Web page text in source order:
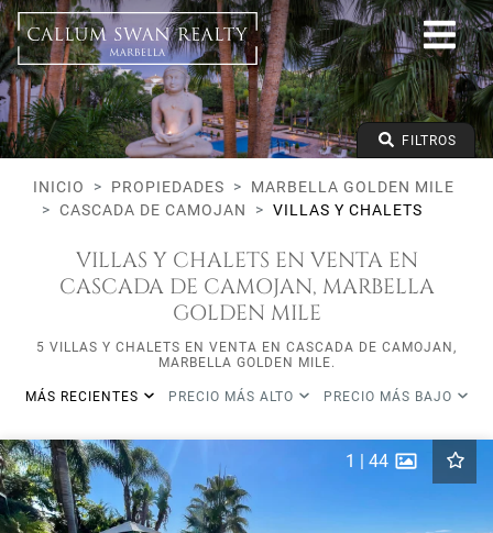
Todos los Lifestyles
Marbella Golden Mile
Cascada de Camojan
Villas y Chalets
Precio desde
Precio hasta
Dormitorios mínimos FILTROS
INICIO PROPIEDADES
MARBELLA GOLDEN MILE
CASCADA DE CAMOJAN
VILLAS Y CHALETS
VILLAS Y CHALETS EN VENTA EN
CASCADA DE CAMOJAN, MARBELLA
GOLDEN MILE
5 VILLAS Y CHALETS EN VENTA EN CASCADA DE CAMOJAN,
MARBELLA GOLDEN MILE.
MÁS RECIENTES PRECIO MÁS ALTO PRECIO MÁS BAJO
1 | 44